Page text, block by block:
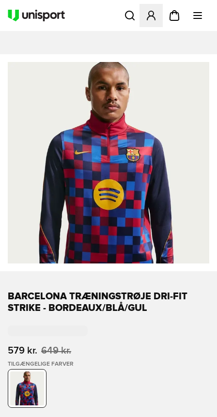
Åbner en Modal til at
BARCELONA TRÆNINGSTRØJE DRI-FIT
STRIKE - BORDEAUX/BLÅ/GUL
579 kr. 649 kr.
TILGÆNGELIGE FARVER